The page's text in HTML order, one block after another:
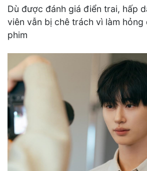
Dù được đánh giá điển trai, hấp
viên vẫn bị chê trách vì làm hỏng
phim